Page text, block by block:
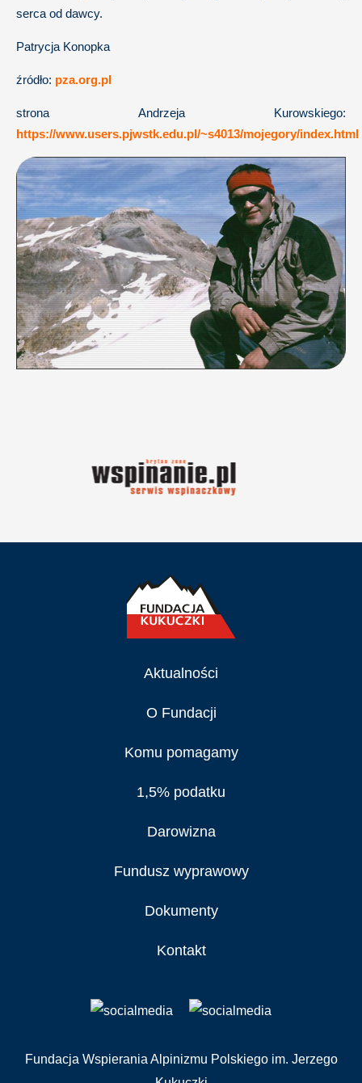
serca od dawcy.
Patrycja Konopka
źródło: pza.org.pl
strona Andrzeja Kurowskiego:
https://www.users.pjwstk.edu.pl/~s4013/mojegory/index.html
Aktualności
O Fundacji
Komu pomagamy
1,5% podatku
Darowizna
Fundusz wyprawowy
Dokumenty
Kontakt
Fundacja Wspierania Alpinizmu Polskiego im. Jerzego